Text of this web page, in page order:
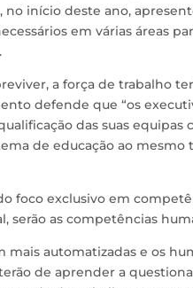
início deste ano,
em várias áreas
a força de trabalho
defende que “os
das suas equipas
de educação ao
foco exclusivo em
as competências
mais automatizadas e os
de aprender a